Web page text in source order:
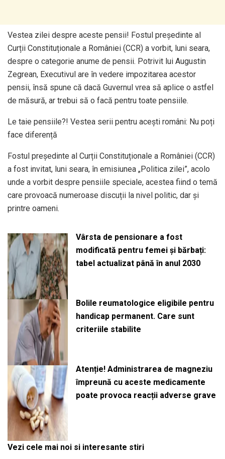
Vestea zilei despre aceste pensii! Fostul președinte al
Curții Constituționale a României (CCR) a vorbit, luni seara,
despre o categorie anume de pensii. Potrivit lui Augustin
Zegrean, Executivul are în vedere impozitarea acestor
pensii, însă spune că dacă Guvernul vrea să aplice o astfel
de măsură, ar trebui să o facă pentru toate pensiile.
Le taie pensiile?! Vestea serii pentru acești români: Nu poți
face diferență
Fostul președinte al Curții Constituționale a României (CCR)
a fost invitat, luni seara, în emisiunea „Politica zilei”, acolo
unde a vorbit despre pensiile speciale, acestea fiind o temă
care provoacă numeroase discuții la nivel politic, dar și
printre oameni.
Vârsta de pensionare a fost
modificată pentru femei și bărbați:
tabel actualizat până în anul 2030
Bolile reumatologice eligibile pentru
handicap permanent. Care sunt
criteriile stabilite
Atenție! Administrarea de magneziu
împreună cu aceste medicamente
poate provoca reacții adverse grave
Vezi cele mai noi si interesante stiri